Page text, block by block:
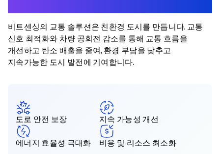
비트센싱의 교통 솔루션은 친환경 도시를 만듭니다. 교통
신호 최적화와 차량 공회전 감소를 통해 교통 흐름을
개선하고 탄소 배출을 줄여, 환경 부담을 낮추고
지속가능한 도시 발전에 기여합니다.
도로 안전 보장 지속 가능성 개선
에너지 효율성 극대화 비용 및 리소스 최소화